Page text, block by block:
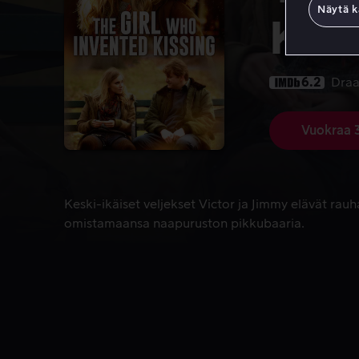
6.2
Vuokraa
Keski-ikäiset veljekset Victor ja Jimmy elävät
Keski-ikäiset veljekset Victor ja Jimmy elävät
omistamaansa naapuruston pikkubaaria.
Näytä